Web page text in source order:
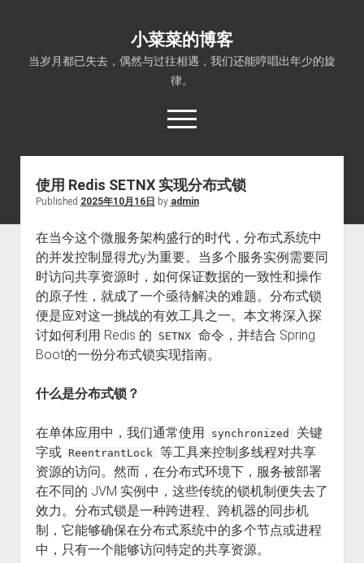
小菜菜的博客
当岁月都已失去，偶然与过往相遇，我们还能哼唱出年少的旋
律。
open
menu
使用 Redis SETNX 实现分布式锁
Published 2025年10月16日 by admin
在当今这个微服务架构盛行的时代，分布式系统中
的并发控制显得尤y为重要。当多个服务实例需要同
时访问共享资源时，如何保证数据的一致性和操作
的原子性，就成了一个亟待解决的难题。分布式锁
便是应对这一挑战的有效工具之一。本文将深入探
讨如何利用 Redis 的
SETNX 命令，并结合 Spring
Boot的一份分布式锁实现指南。
什么是分布式锁？
在单体应用中，我们通常使用 synchronized
关键
字或 ReentrantLock 等工具来控制多线程对共享
资源的访问。然而，在分布式环境下，服务被部署
在不同的 JVM 实例中，这些传统的锁机制便失去了
效力。分布式锁是一种跨进程、跨机器的同步机
制，它能够确保在分布式系统中的多个节点或进程
中，只有一个能够访问特定的共享资源。